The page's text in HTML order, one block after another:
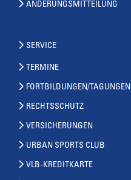
ÄNDERUNGSMITTEILUNG
SERVICE
TERMINE
FORTBILDUNGEN/TAGUNGEN
RECHTSSCHUTZ
VERSICHERUNGEN
URBAN SPORTS CLUB
VLB-KREDITKARTE